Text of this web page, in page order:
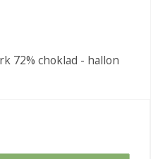
72% choklad - hallon